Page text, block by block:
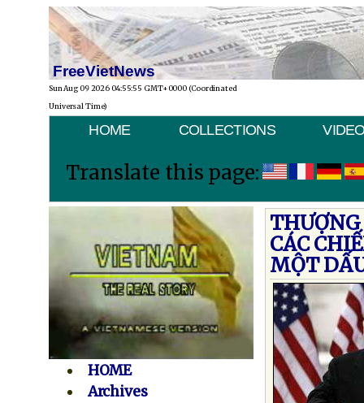
FreeVietNews
Sun Aug 09 2026 04:55:55 GMT+0000 (Coordinated
Universal Time)
HOME COLLECTIONS
Translate this page:
HOME
Archives
CÁC
MỘT